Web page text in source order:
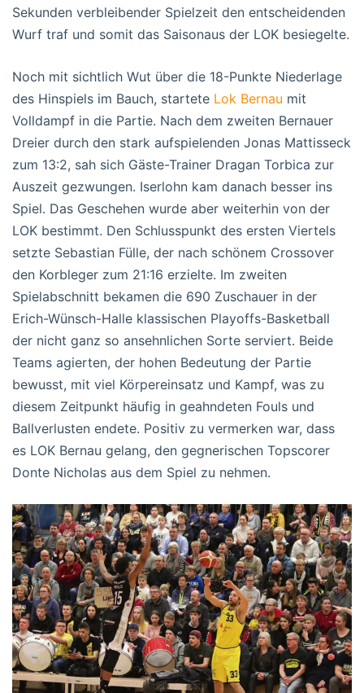
Sekunden verbleibender Spielzeit den entscheidenden
Wurf traf und somit das Saisonaus der LOK besiegelte.
Noch mit sichtlich Wut über die 18-Punkte Niederlage
des Hinspiels im Bauch, startete Lok Bernau mit
Volldampf in die Partie. Nach dem zweiten Bernauer
Dreier durch den stark aufspielenden Jonas Mattisseck
zum 13:2, sah sich Gäste-Trainer Dragan Torbica zur
Auszeit gezwungen. Iserlohn kam danach besser ins
Spiel. Das Geschehen wurde aber weiterhin von der
LOK bestimmt. Den Schlusspunkt des ersten Viertels
setzte Sebastian Fülle, der nach schönem Crossover
den Korbleger zum 21:16 erzielte. Im zweiten
Spielabschnitt bekamen die 690 Zuschauer in der
Erich-Wünsch-Halle klassischen Playoffs-Basketball
der nicht ganz so ansehnlichen Sorte serviert. Beide
Teams agierten, der hohen Bedeutung der Partie
bewusst, mit viel Körpereinsatz und Kampf, was zu
diesem Zeitpunkt häufig in geahndeten Fouls und
Ballverlusten endete. Positiv zu vermerken war, dass
es LOK Bernau gelang, den gegnerischen Topscorer
Donte Nicholas aus dem Spiel zu nehmen.